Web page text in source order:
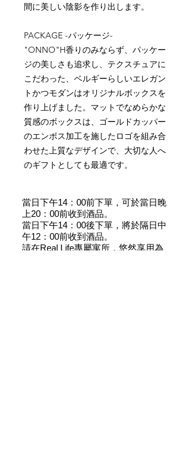
間に美しい陰影を作り出します。
PACKAGE -パッケージ-
"ONNO"H香りのみならず、パッケー
ジの美しさも追求し、テクスチュアに
こだわった、ベルギーらしいエレガン
トかつモダンはオリジナルボックスを
作り上げました。マットでなめらかな
質感のボックスは、ゴールドカッパー
のエンボス加工を施したロゴを組み合
わせた上質なデザインで、大切な人へ
のギフトとしても最適です。
當日下午14：00前下單，可於當日晚
上20：00前收到酒品。
當日下午14：00後下單，將於隔日中
午12：00前收到酒品。
請在Real Life專屬寓所，悠然享用為